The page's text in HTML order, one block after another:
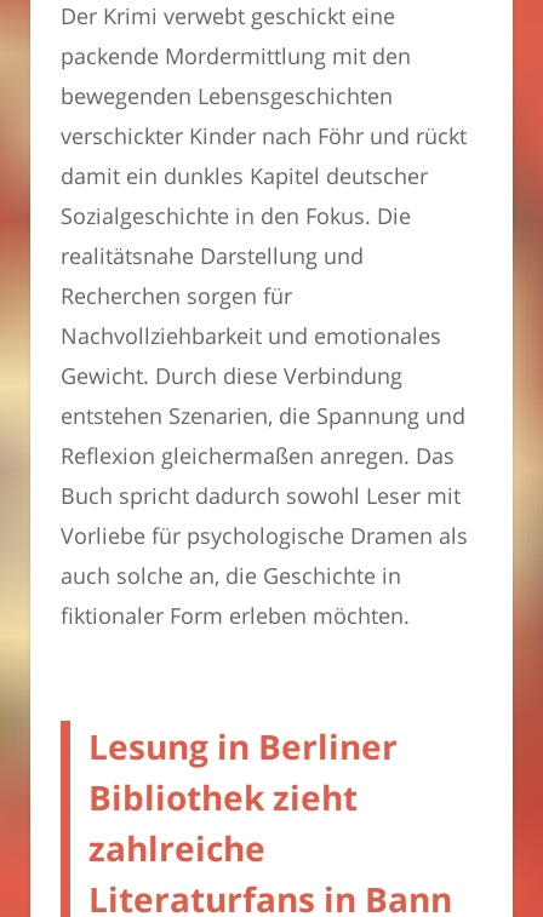
Der Krimi verwebt geschickt eine
packende Mordermittlung mit den
bewegenden Lebensgeschichten
verschickter Kinder nach Föhr und rückt
damit ein dunkles Kapitel deutscher
Sozialgeschichte in den Fokus. Die
realitätsnahe Darstellung und
Recherchen sorgen für
Nachvollziehbarkeit und emotionales
Gewicht. Durch diese Verbindung
entstehen Szenarien, die Spannung und
Reflexion gleichermaßen anregen. Das
Buch spricht dadurch sowohl Leser mit
Vorliebe für psychologische Dramen als
auch solche an, die Geschichte in
fiktionaler Form erleben möchten.
Lesung in Berliner
Bibliothek zieht
zahlreiche
Literaturfans in Bann